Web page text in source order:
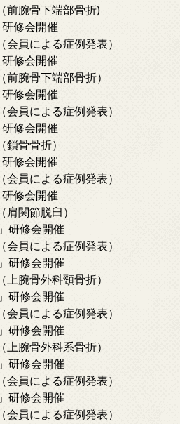
前腕骨下端部骨折)
修会開催
員による症例発表）
修会開催
腕骨下端部骨折）
修会開催
員による症例発表）
修会開催
骨骨折）
修会開催
員による症例発表）
修会開催
関節脱臼）
研修会開催
員による症例発表）
研修会開催
腕骨外科頸骨折）
研修会開催
員による症例発表）
研修会開催
腕骨外科系骨折）
研修会開催
員による症例発表）
研修会開催
員による症例発表）